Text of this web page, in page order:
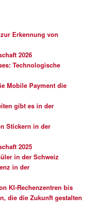
Erkennung von
2026
Technologische
Mobile Payment die
gibt es in der
Stickern in der
2025
in der Schweiz
in der
KI-Rechenzentren bis
die die Zukunft gestalten